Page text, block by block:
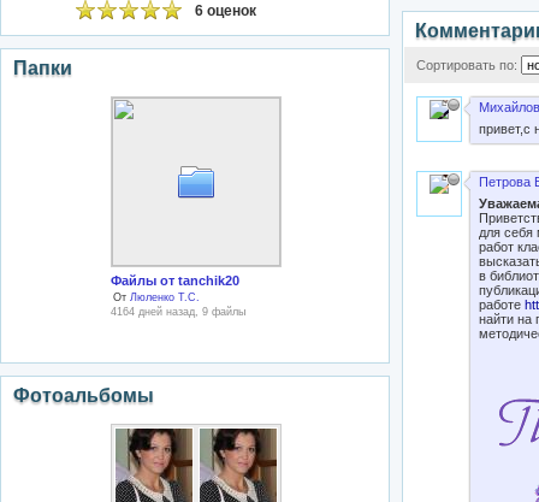
6 оценок
Папки
Файлы от tanchik20
От Люленко Т.С.
4164 дней назад, 9 файлы
Фотоальбомы
Сортировать по:
привет,с
Петрова
для себя
работ
в
работе
найти на